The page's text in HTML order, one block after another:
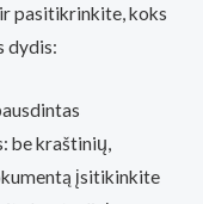
ir pasitikrinkite, koks
dydis:
be kraštinių,
įsitikinkite